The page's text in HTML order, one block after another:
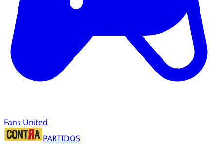
Fans United
PARTIDOS